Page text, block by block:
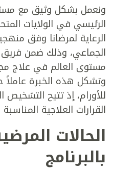
ونعمل بشكل وثيق مع
الرئيسي في الولايات
الرعاية لمرضانا وفق
الجماعي، وذلك ضمن
مستوى العالم في علاج
وتشكل هذه الخبرة عاملاً
للأورام، إذ تتيح
القرارات العلاجية
الحالات
بالبرنامج